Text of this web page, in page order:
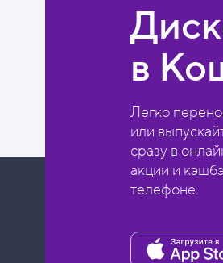
в
Легко
или
сразу в
акции и
телефоне.